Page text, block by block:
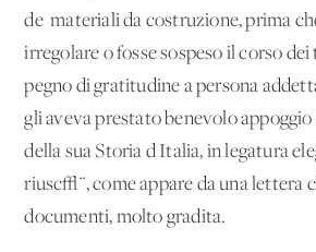
de' materiali da costruzione, prima
irregolare o fosse sospeso il corso
pegno di gratitudine a persona
gli aveva prestato benevolo
della sua Storia d'Italia, in legatura
riusc√¨, come appare da una lettera
documenti, molto gradita.